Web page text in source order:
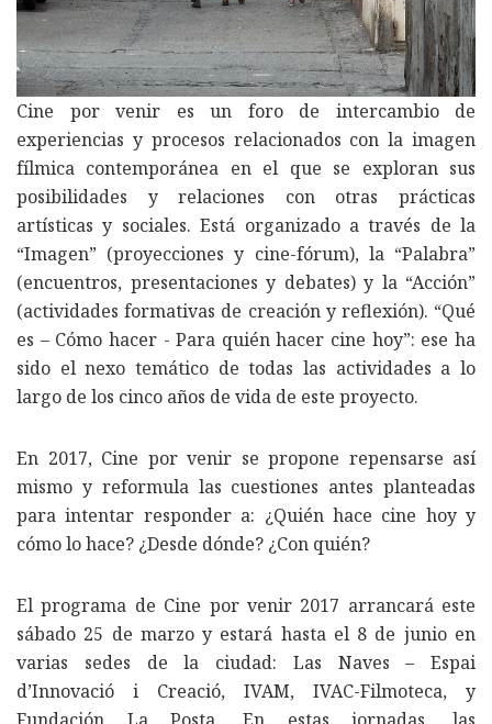
Cine por venir es un foro de intercambio de
experiencias y procesos relacionados con la imagen
fílmica contemporánea en el que se exploran sus
posibilidades y relaciones con otras prácticas
artísticas y sociales. Está organizado a través de la
“Imagen” (proyecciones y cine-fórum), la “Palabra”
(encuentros, presentaciones y debates) y la “Acción”
(actividades formativas de creación y reflexión). “Qué
es – Cómo hacer - Para quién hacer cine hoy”: ese ha
sido el nexo temático de todas las actividades a lo
largo de los cinco años de vida de este proyecto.
En 2017, Cine por venir se propone repensarse así
mismo y reformula las cuestiones antes planteadas
para intentar responder a: ¿Quién hace cine hoy y
cómo lo hace? ¿Desde dónde? ¿Con quién?
El programa de Cine por venir 2017 arrancará este
sábado 25 de marzo y estará hasta el 8 de junio en
varias sedes de la ciudad: Las Naves – Espai
d’Innovació i Creació, IVAM, IVAC-Filmoteca, y